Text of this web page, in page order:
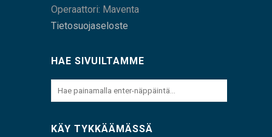
Operaattori: Maventa
Tietosuojaseloste
HAE SIVUILTAMME
KÄY TYKKÄÄMÄSSÄ